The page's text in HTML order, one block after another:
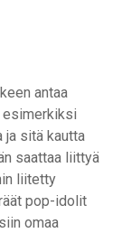
antaa
esimerkiksi
ja sitä kautta
saattaa liittyä
liitetty
pop-idolit
omaa